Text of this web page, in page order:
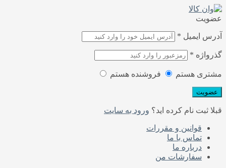
عضویت
آدرس ایمیل *
گذرواژه *
مشتری هستم فروشنده هستم
عضویت
قبلا ثبت نام کرده اید؟ ورود به سایت
قوانین و مقررات
تماس با ما
درباره‌ ما
سفارشات من